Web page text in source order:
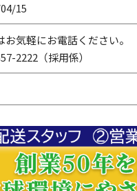
15
お気軽にお電話ください。
2222（採用係）